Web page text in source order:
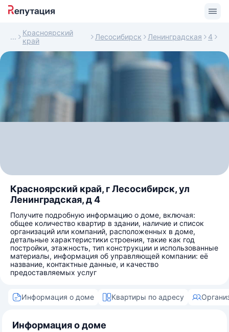
Красноярский
край
Лесосибирск Ленинградская 4
Красноярский край, г Лесосибирск, ул
Ленинградская, д 4
Получите подробную информацию о доме, включая:
общее количество квартир в здании, наличие и список
организаций или компаний, расположенных в доме,
детальные характеристики строения, такие как год
постройки, этажность, тип конструкции и использованные
материалы, информация об управляющей компании: её
название, контактные данные, и качество
предоставляемых услуг
Информация о доме Квартиры по адресу
Информация о доме